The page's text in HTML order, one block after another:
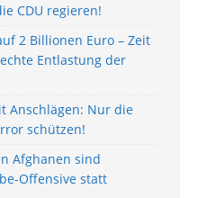
CDU regieren!
2 Billionen Euro – Zeit
Entlastung der
Anschlägen: Nur die
schützen!
Afghanen sind
Offensive statt